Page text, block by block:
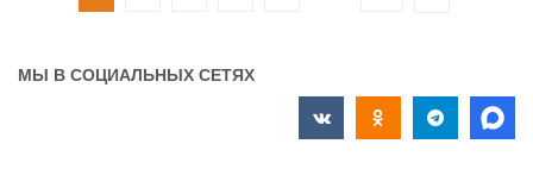
МЫ В СОЦИАЛЬНЫХ СЕТЯХ